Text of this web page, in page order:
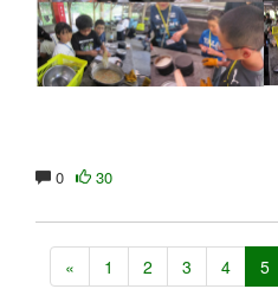
0 30
« 1 2 3 4 5